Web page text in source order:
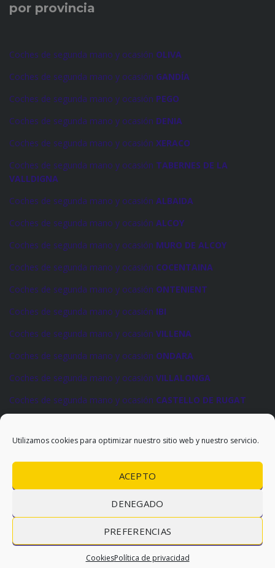
Utilizamos cookies para optimizar nuestro sitio web y nuestro servicio.
ACEPTO
DENEGADO
PREFERENCIAS
CookiesPolítica de privacidad
por provincia
Coches de segunda mano y ocasión OLIVA
Coches de segunda mano y ocasión GANDÍA
Coches de segunda mano y ocasión PEGO
Coches de segunda mano y ocasión DENIA
Coches de segunda mano y ocasión XERACO
Coches de segunda mano y ocasión TABERNES DE LA
VALLDIGNA
Coches de segunda mano y ocasión ALBAIDA
Coches de segunda mano y ocasión ALCOY
Coches de segunda mano y ocasión MURO DE ALCOY
Coches de segunda mano y ocasión COCENTAINA
Coches de segunda mano y ocasión ONTENIENT
Coches de segunda mano y ocasión IBI
Coches de segunda mano y ocasión VILLENA
Coches de segunda mano y ocasión ONDARA
Coches de segunda mano y ocasión VILLALONGA
Coches de segunda mano y ocasión CASTELLO DE RUGAT
Política de privacidad